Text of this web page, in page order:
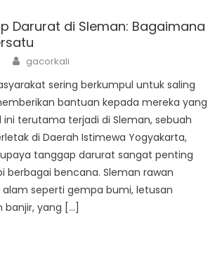
Darurat di Sleman: Bagaimana
Author
gacorkali
sering berkumpul untuk saling
bantuan kepada mereka yang
terutama terjadi di Sleman, sebuah
di Daerah Istimewa Yogyakarta,
tanggap darurat sangat penting
berbagai bencana. Sleman rawan
seperti gempa bumi, letusan
banjir, yang […]